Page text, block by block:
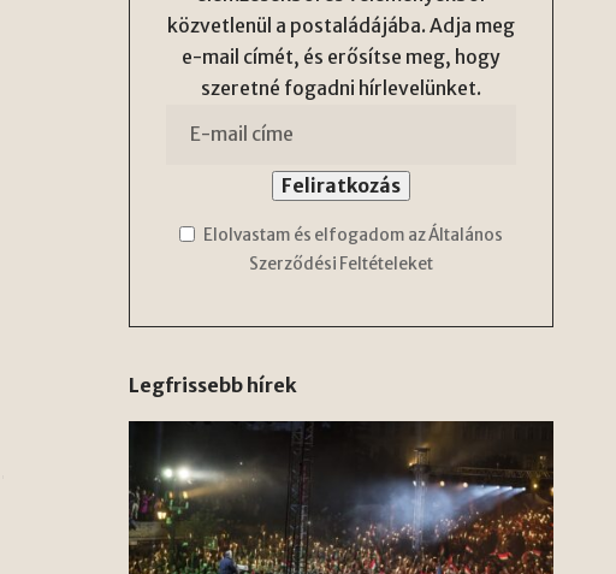
közvetlenül a postaládájába. Adja meg
e-mail címét, és erősítse meg, hogy
szeretné fogadni hírlevelünket.
Elolvastam és elfogadom az Általános
Szerződési Feltételeket
Legfrissebb hírek